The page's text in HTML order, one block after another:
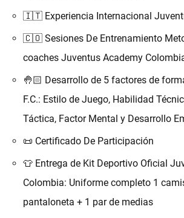
🇮🇹 Experiencia Internacional
🇨🇴 Sesiones De Entrenamiento
coaches Juventus Academy
🤚🏻 Desarrollo de 5 factores de
F.C.: Estilo de Juego, Habilidad
Táctica, Factor Mental y Desarrollo
📜 Certificado De Participación
👕 Entrega de Kit Deportivo Oficial
Colombia: Uniforme completo 1
pantaloneta + 1 par de medias